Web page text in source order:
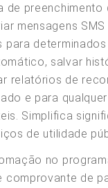
de preenchimento
mensagens SMS
para
salvar
relatórios de
e para
Simplifica
de utilidade
no
comprovante de